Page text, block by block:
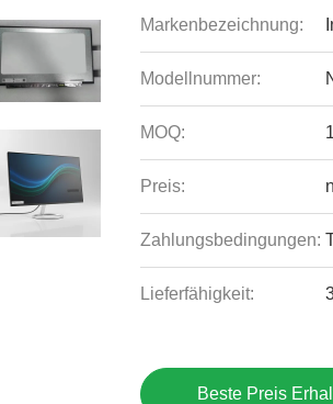
Markenbezeichnung:
Modellnummer:
MOQ:
Preis:
Zahlungsbedingungen:
Lieferfähigkeit:
Beste Preis